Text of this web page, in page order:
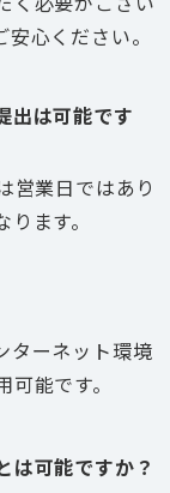
心ください。
出は可能です
営業日ではあり
ます。
ターネット環境
能です。
は可能ですか？